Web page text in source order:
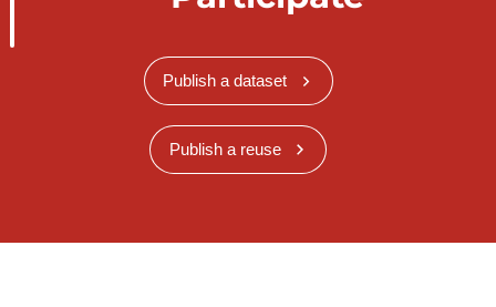
Publish a dataset
Publish a reuse